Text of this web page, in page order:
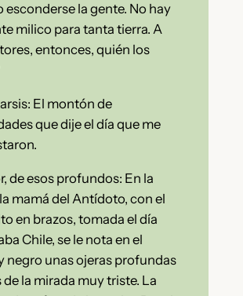
esconderse la gente. No hay
milico para tanta tierra. A
entonces, quién los
El montón de
que dije el día que me
de esos profundos: En la
mamá del Antídoto, con el
en brazos, tomada el día
Chile, se le nota en el
negro unas ojeras profundas
de la mirada muy triste. La